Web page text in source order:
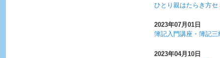
ひとり親はたらき方
2023年07月01日
簿記入門講座・簿記
2023年04月10日